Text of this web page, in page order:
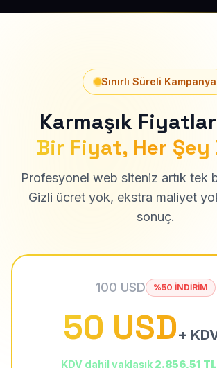
Sınırlı Süreli Kampanya
Karmaşık
Bir Fiyat, Her Şey
Profesyonel web siteniz artık tek
Gizli ücret yok, ekstra maliyet
sonuç.
100 USD %50 İNDİRİM
50 USD+
KDV dahil yaklaşık 2.856,51 TL